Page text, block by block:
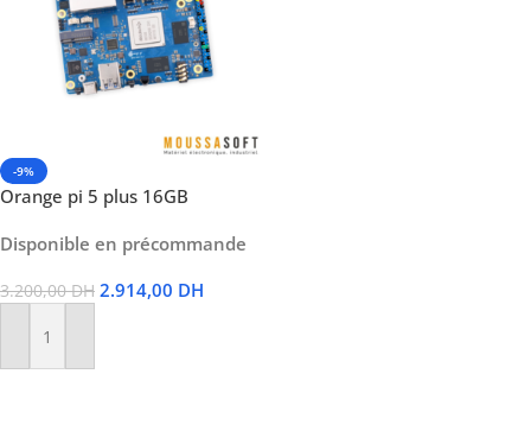
-9%
Orange pi 5 plus 16GB
Disponible en précommande
3.200,00DH 2.914,00 DH
Ajouter Au Panier